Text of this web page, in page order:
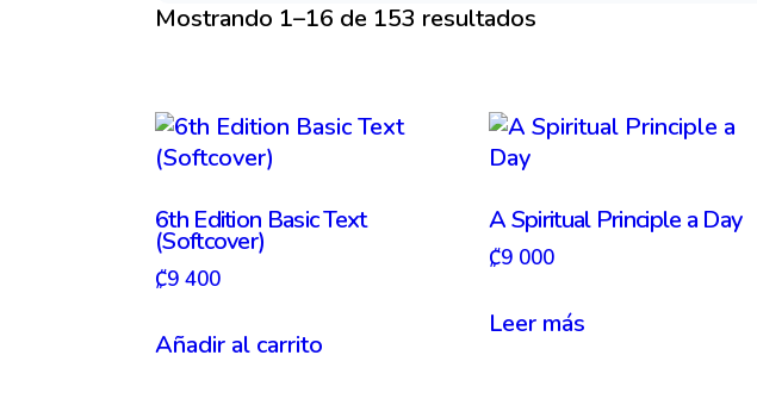
Mostrando 1–16 de 153 resultados
6th Edition Basic Text
(Softcover)
₡9 400
Añadir al carrito
A Spiritual Principle a Day
₡9 000
Leer más